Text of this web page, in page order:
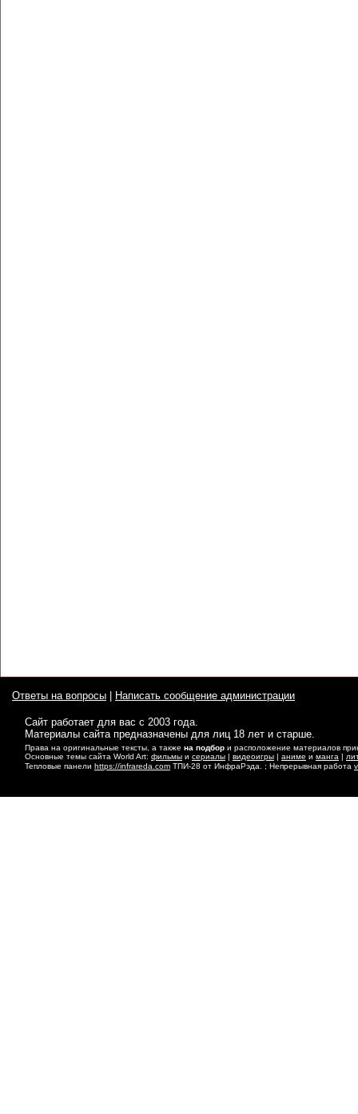
Ответы на вопросы Написать сообщение администрации
Сайт работает для вас с 2003 года.
Материалы сайта предназначены для лиц 18 лет и старше.
Права на оригинальные тексты, а также на подбор и расположение материалов
Основные темы сайта World Art: фильмы и сериалы | видеоигры | аниме и манга |
Тепловые панели https://infrareda.com ТПИ-28 от ИнфраРэда. ; Непрерывная работа